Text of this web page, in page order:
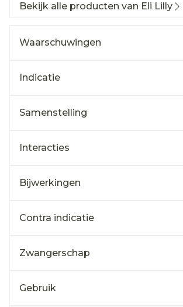
Bekijk alle producten van Eli Lilly
Waarschuwingen
Indicatie
Samenstelling
Interacties
Bijwerkingen
Contra indicatie
Zwangerschap
Gebruik